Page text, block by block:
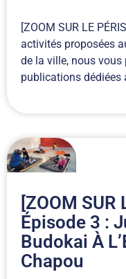
[ZOOM SUR LE
activités proposées
de la ville, nous vous
publications dédiées
[ZOOM SUR LE PÉRISCOLAIRE]
Épisode 3 :
Budokai À
Chapou